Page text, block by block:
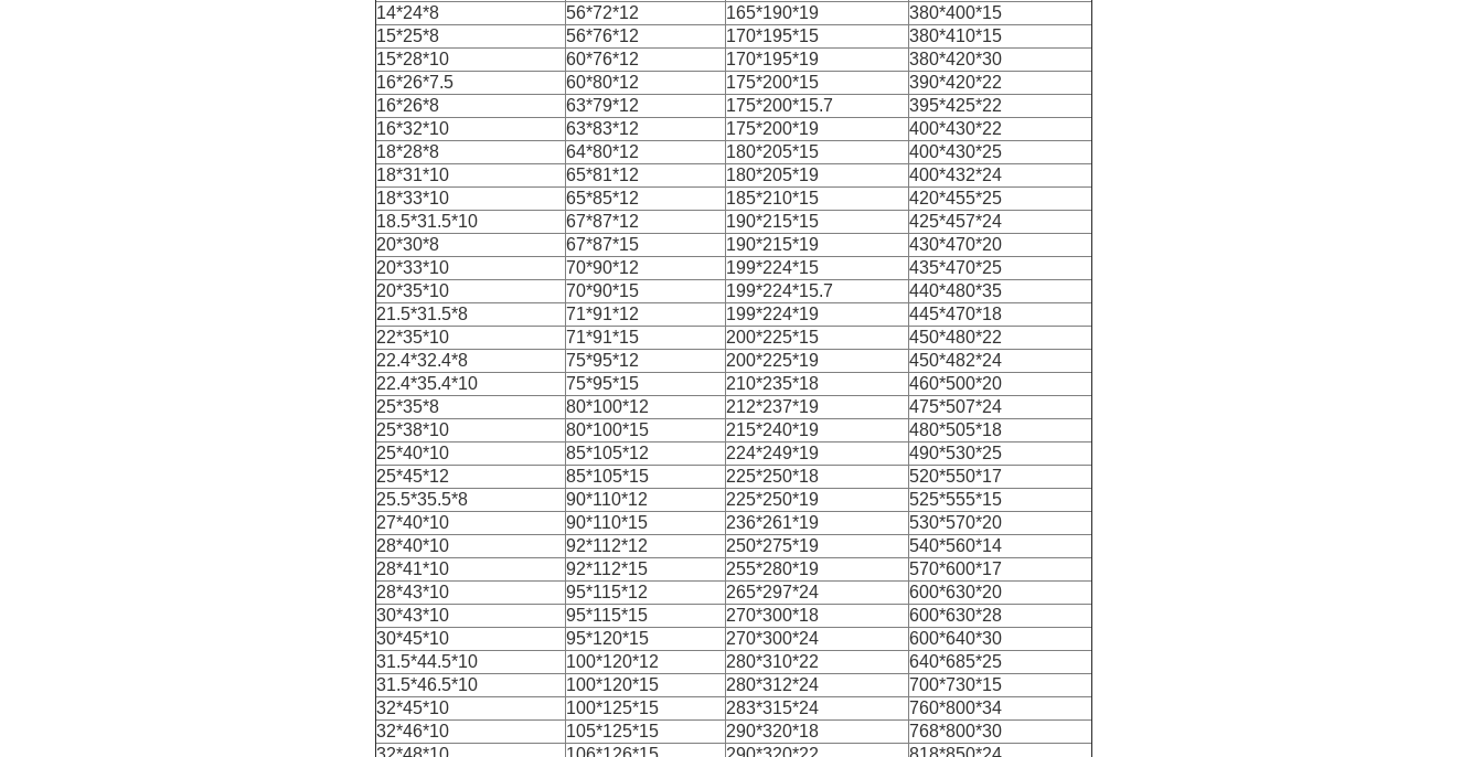
14*24*8
56*72*12 165*190*19
380*400*15
15*25*8
56*76*12 170*195*15
380*410*15
15*28*10
60*76*12 170*195*19
380*420*30
16*26*7.5
60*80*12 175*200*15
390*420*22
16*26*8
63*79*12 175*200*15.7
395*425*22
16*32*10
63*83*12 175*200*19
400*430*22
18*28*8
64*80*12 180*205*15
400*430*25
18*31*10
65*81*12 180*205*19
400*432*24
18*33*10
65*85*12 185*210*15
420*455*25
18.5*31.5*10
67*87*12 190*215*15
425*457*24
20*30*8
67*87*15 190*215*19
430*470*20
20*33*10
70*90*12 199*224*15
435*470*25
20*35*10
70*90*15 199*224*15.7
440*480*35
21.5*31.5*8
71*91*12 199*224*19
445*470*18
22*35*10
71*91*15 200*225*15
450*480*22
22.4*32.4*8
75*95*12 200*225*19
450*482*24
22.4*35.4*10
75*95*15 210*235*18
460*500*20
25*35*8
80*100*12 212*237*19
475*507*24
25*38*10
80*100*15 215*240*19
480*505*18
25*40*10
85*105*12 224*249*19
490*530*25
25*45*12
85*105*15 225*250*18
520*550*17
25.5*35.5*8
90*110*12 225*250*19
525*555*15
27*40*10
90*110*15 236*261*19
530*570*20
28*40*10
92*112*12 250*275*19
540*560*14
28*41*10
92*112*15 255*280*19
570*600*17
28*43*10
95*115*12 265*297*24
600*630*20
30*43*10
95*115*15 270*300*18
600*630*28
30*45*10
95*120*15 270*300*24
600*640*30
31.5*44.5*10
100*120*12 280*310*22
640*685*25
31.5*46.5*10
100*120*15 280*312*24
700*730*15
32*45*10
100*125*15 283*315*24
760*800*34
32*46*10
105*125*15 290*320*18
768*800*30